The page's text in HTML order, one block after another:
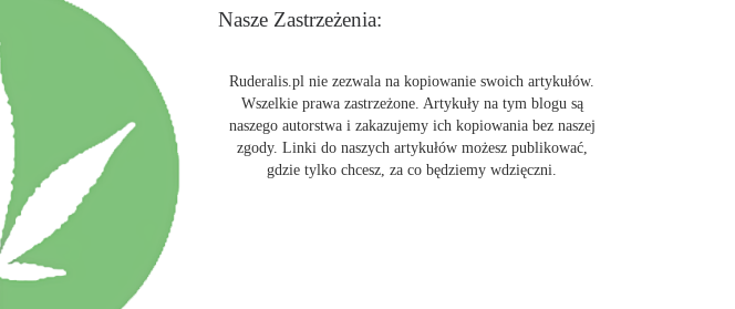
Nasze Zastrzeżenia:
Ruderalis.pl nie zezwala na kopiowanie swoich artykułów.
Wszelkie prawa zastrzeżone. Artykuły na tym blogu są
naszego autorstwa i zakazujemy ich kopiowania bez naszej
zgody. Linki do naszych artykułów możesz publikować,
gdzie tylko chcesz, za co będziemy wdzięczni.